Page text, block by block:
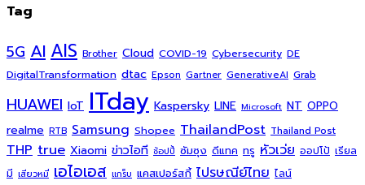
Tag
5G AI AIS Brother Cloud COVID-19 Cybersecurity DE
DigitalTransformation dtac Epson Gartner GenerativeAI Grab
HUAWEI IoT ITday Kaspersky LINE Microsoft NT OPPO
realme RTB Samsung Shopee ThailandPost Thailand Post
THP true Xiaomi ข่าวไอที ช้อปปี้ ซัมซุง ดีแทค ทรู หัวเว่ย ออปโป้ เรียล
มี เสียวหมี่ เอไอเอส แกร็บ แคสเปอร์สกี้ ไปรษณีย์ไทย ไลน์